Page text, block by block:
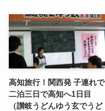
高知旅行！関西発 子連れで
二泊三日で高知へ1日目
（讃岐うどんゆう玄でうど